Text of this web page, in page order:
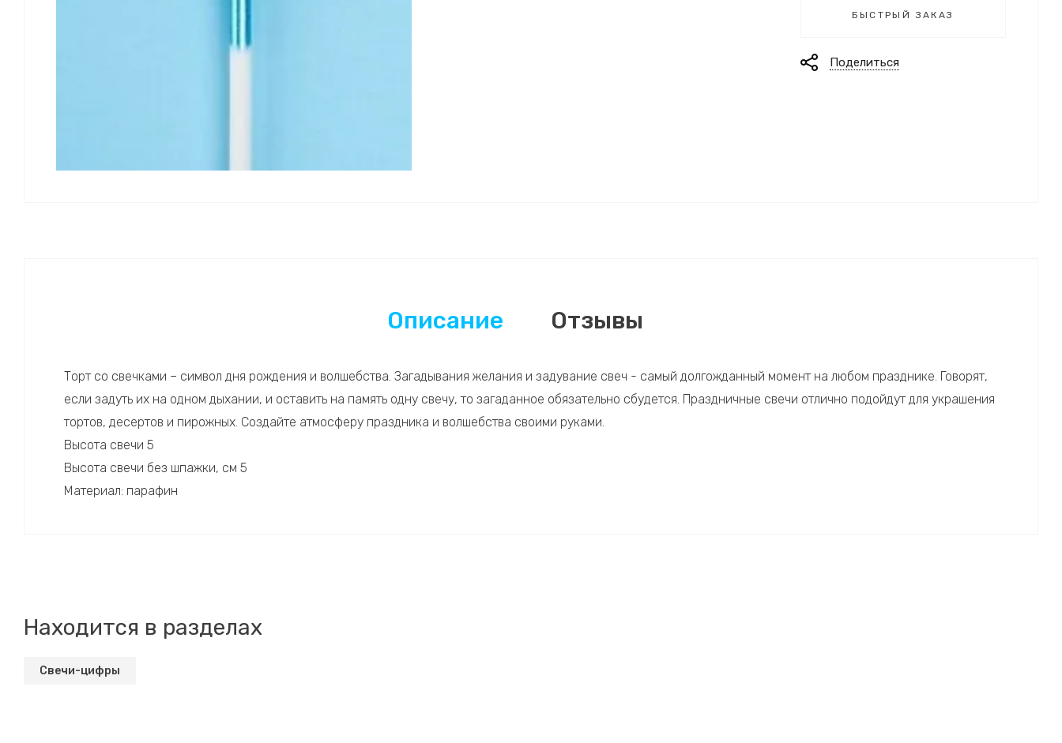
БЫСТРЫЙ ЗАКАЗ
Поделиться
Описание Отзывы
Торт со свечками – символ дня рождения и волшебства. Загадывания желания и задувание свеч - самый долгожданный момент на любом празднике. Говорят,
если задуть их на одном дыхании, и оставить на память одну свечу, то загаданное обязательно сбудется. Праздничные свечи отлично подойдут для украшения
тортов, десертов и пирожных. Создайте атмосферу праздника и волшебства своими руками.
Высота свечи 5
Высота свечи без шпажки, см 5
Материал: парафин
Находится в разделах
Свечи-цифры